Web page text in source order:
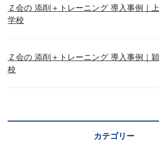
Ｚ会の 添削＋トレーニング 導入事例｜
学校
Ｚ会の 添削＋トレーニング 導入事例｜
校
カテゴリー